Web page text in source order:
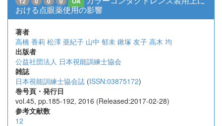
おける点眼薬使用の影響
著者
高橋 香莉 松澤 亜紀子 山中 郁未 鍬塚 友子 高木 均
出版者
公益社団法人 日本視能訓練士協会
雑誌
日本視能訓練士協会誌 (ISSN:03875172)
巻号頁・発行日
vol.45, pp.185-192, 2016 (Released:2017-02-28)
参考文献数
12